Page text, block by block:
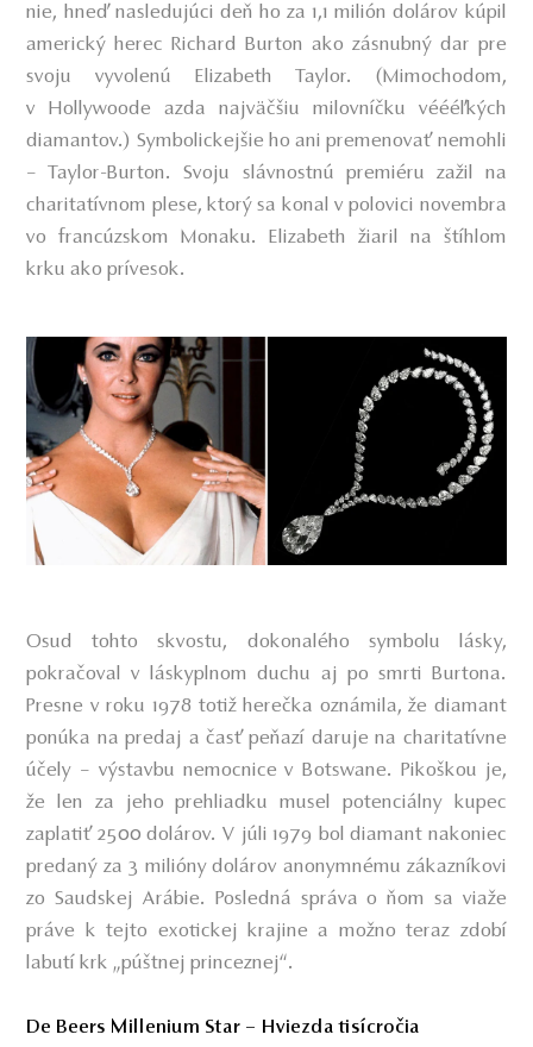
nie, hneď nasledujúci deň ho za 1,1 milión dolárov kúpil
americký herec Richard Burton ako zásnubný dar pre
svoju vyvolenú Elizabeth Taylor. (Mimochodom,
v Hollywoode azda najväčšiu milovníčku véééľkých
diamantov.) Symbolickejšie ho ani premenovať nemohli
– Taylor-Burton. Svoju slávnostnú premiéru zažil na
charitatívnom plese, ktorý sa konal v polovici novembra
vo francúzskom Monaku. Elizabeth žiaril na štíhlom
krku ako prívesok.
Osud tohto skvostu, dokonalého symbolu lásky,
pokračoval v láskyplnom duchu aj po smrti Burtona.
Presne v roku 1978 totiž herečka oznámila, že diamant
ponúka na predaj a časť peňazí daruje na charitatívne
účely – výstavbu nemocnice v Botswane. Pikoškou je,
že len za jeho prehliadku musel potenciálny kupec
zaplatiť 2500 dolárov. V júli 1979 bol diamant nakoniec
predaný za 3 milióny dolárov anonymnému zákazníkovi
zo Saudskej Arábie. Posledná správa o ňom sa viaže
práve k tejto exotickej krajine a možno teraz zdobí
labutí krk „púštnej princeznej“.
De Beers Millenium Star – Hviezda tisícročia